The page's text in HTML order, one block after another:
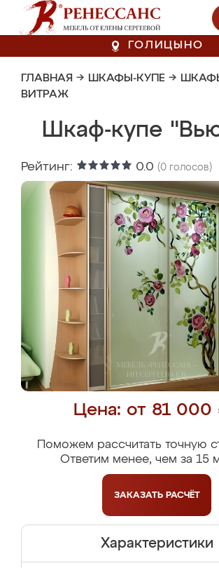
ГОЛИЦЫНО
ГЛАВНАЯ → ШКАФЫ-КУПЕ →
ВИТРАЖ
Шкаф-купе
Рейтинг: 0.0 (0 голосов)
Цена: от 81 000
Поможем рассчитать точную
Ответим менее, чем за 15
ЗАКАЗАТЬ РАСЧЁТ
Характеристики